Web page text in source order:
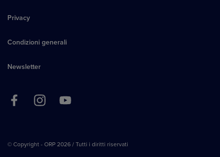
Privacy
Condizioni generali
Newsletter
© Copyright - ORP 2026 / Tutti i diritti riservati